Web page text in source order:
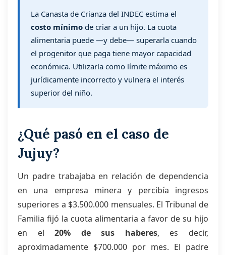
La Canasta de Crianza del INDEC estima el
costo mínimo de criar a un hijo. La cuota
alimentaria puede —y debe— superarla cuando
el progenitor que paga tiene mayor capacidad
económica. Utilizarla como límite máximo es
jurídicamente incorrecto y vulnera el interés
superior del niño.
¿Qué pasó en el caso de
Jujuy?
Un padre trabajaba en relación de dependencia
en una empresa minera y percibía ingresos
superiores a $3.500.000 mensuales. El Tribunal de
Familia fijó la cuota alimentaria a favor de su hijo
en el20% de sus haberes, es decir,
aproximadamente $700.000 por mes. El padre